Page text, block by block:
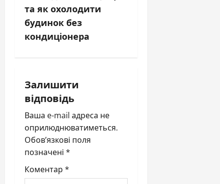
v
i
a
t
i
o
n
та як охолодити
будинок без
кондиціонера
Залишити
відповідь
Ваша e-mail адреса не
оприлюднюватиметься.
Обов’язкові поля
позначені *
Коментар *